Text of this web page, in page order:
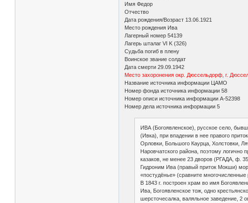
Имя Федор
Отчество
Дата рождения/Возраст 13.06.1921
Место рождения Ива
Лагерный номер 54139
Лагерь шталаг VI K (326)
Судьба погиб в плену
Воинское звание солдат
Дата смерти 29.09.1942
Место захоронения окр. Дюссельдорф, г.
Название источника информации ЦАМО
Номер фонда источника информации 58
Номер описи источника информации A-52398
Номер дела источника информации 5
ИВА (Богоявленское), русское село,
(Ивка), при впадении в нее правого
Орловки, Большого Каурца, Холстовки,
Наровчатского района, поэтому логично
казаков, не менее 23 дворов (РГАДА, ф.
Гидроним Ива (правый приток Мокши)
«постудёнье» (сравните
В 1843 г. построен храм во имя
Ива, Богоявленское тож, одно
шерсточесалка, валяльное заведение, 2